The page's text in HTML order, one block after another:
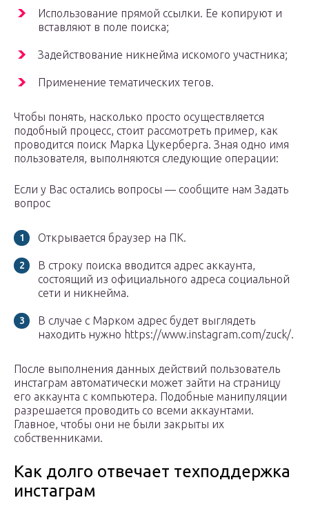
Использование прямой ссылки. Ее копируют и
вставляют в поле поиска;
Задействование никнейма искомого участника;
Применение тематических тегов.
Чтобы понять, насколько просто осуществляется
подобный процесс, стоит рассмотреть пример, как
проводится поиск Марка Цукерберга. Зная одно имя
пользователя, выполняются следующие операции:
Если у Вас остались вопросы — сообщите нам Задать
вопрос
Открывается браузер на ПК.
В строку поиска вводится адрес аккаунта,
состоящий из официального адреса социальной
сети и никнейма.
В случае с Марком адрес будет выглядеть
находить нужно https://www.instagram.com/zuck/.
После выполнения данных действий пользователь
инстаграм автоматически может зайти на страницу
его аккаунта с компьютера. Подобные манипуляции
разрешается проводить со всеми аккаунтами.
Главное, чтобы они не были закрыты их
собственниками.
Как долго отвечает техподдержка
инстаграм